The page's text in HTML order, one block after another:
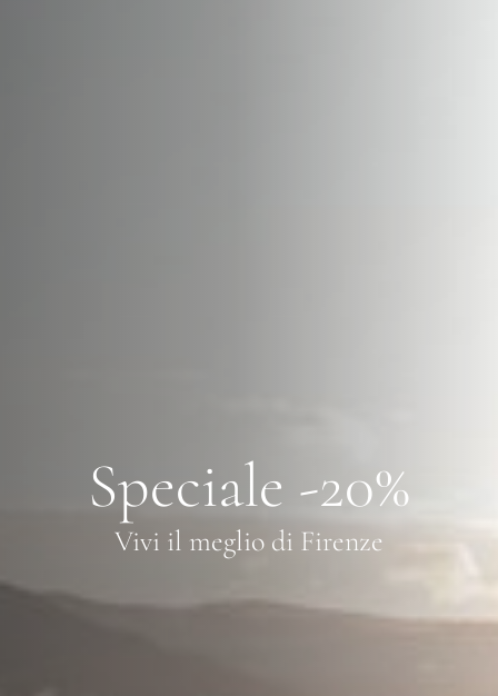
Speciale -20%
Vivi il meglio di Firenze